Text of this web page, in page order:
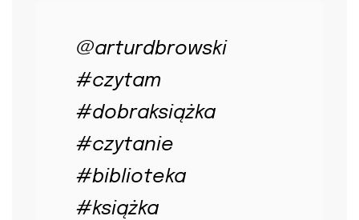
@arturdbrowski
#czytam
#dobraksiążka
#czytanie
#biblioteka
#książka